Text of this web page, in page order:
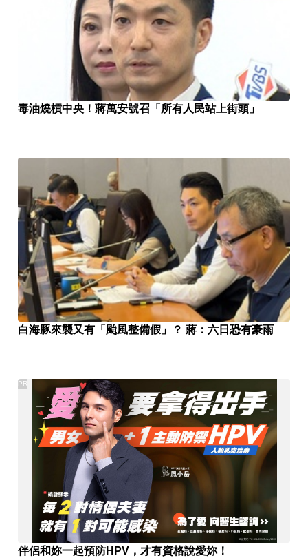
毒油燒槓中央！蔣萬安號召「所有人民站上街頭」
白海豚來襲又有「颱風整備假」？ 蔣：六日恐有豪雨
伴侶和妳一起預防HPV，才有資格說愛妳！
PR